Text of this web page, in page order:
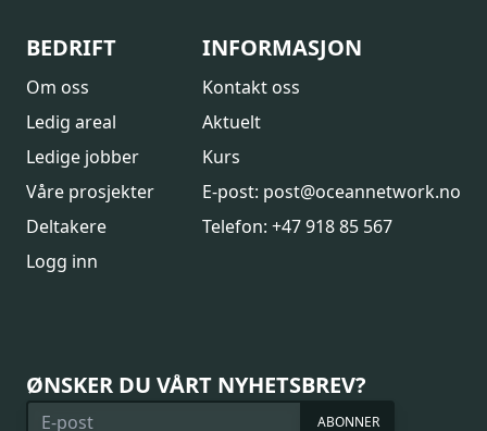
BEDRIFT
Om oss
Ledig areal
Ledige jobber
Våre prosjekter
Deltakere
Logg inn
INFORMASJON
Kontakt oss
Aktuelt
Kurs
E-post: post@oceannetwork.no
Telefon: +47 918 85 567
ØNSKER DU VÅRT NYHETSBREV?
ABONNER